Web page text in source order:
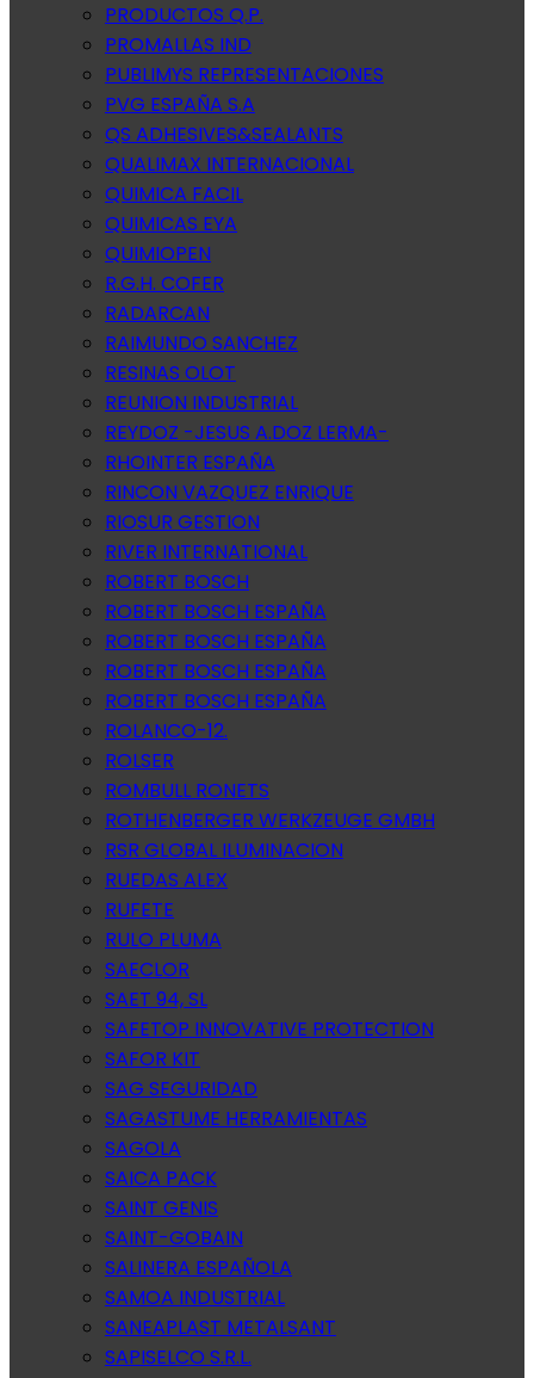
PRODUCTOS Q.P.
PROMALLAS IND
PUBLIMYS REPRESENTACIONES
PVG ESPAÑA S.A
QS ADHESIVES&SEALANTS
QUALIMAX INTERNACIONAL
QUIMICA FACIL
QUIMICAS EYA
QUIMIOPEN
R.G.H. COFER
RADARCAN
RAIMUNDO SANCHEZ
RESINAS OLOT
REUNION INDUSTRIAL
REYDOZ -JESUS A.DOZ LERMA-
RHOINTER ESPAÑA
RINCON VAZQUEZ ENRIQUE
RIOSUR GESTION
RIVER INTERNATIONAL
ROBERT BOSCH
ROBERT BOSCH ESPAÑA
ROBERT BOSCH ESPAÑA
ROBERT BOSCH ESPAÑA
ROBERT BOSCH ESPAÑA
ROLANCO-12.
ROLSER
ROMBULL RONETS
ROTHENBERGER WERKZEUGE GMBH
RSR GLOBAL ILUMINACION
RUEDAS ALEX
RUFETE
RULO PLUMA
SAECLOR
SAET 94, SL
SAFETOP INNOVATIVE PROTECTION
SAFOR KIT
SAG SEGURIDAD
SAGASTUME HERRAMIENTAS
SAGOLA
SAICA PACK
SAINT GENIS
SAINT-GOBAIN
SALINERA ESPAÑOLA
SAMOA INDUSTRIAL
SANEAPLAST METALSANT
SAPISELCO S.R.L.